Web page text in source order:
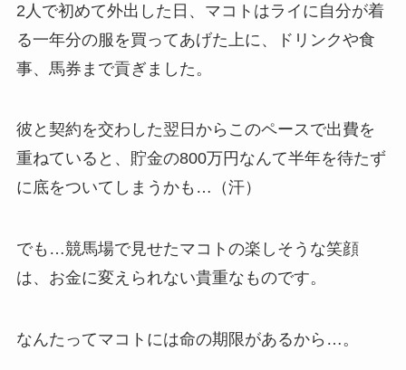
2人で初めて外出した日、マコトはライに自分が着
る一年分の服を買ってあげた上に、ドリンクや食
事、馬券まで貢ぎました。
彼と契約を交わした翌日からこのペースで出費を
重ねていると、貯金の800万円なんて半年を待たず
に底をついてしまうかも…（汗）
でも…競馬場で見せたマコトの楽しそうな笑顔
は、お金に変えられない貴重なものです。
なんたってマコトには命の期限があるから…。